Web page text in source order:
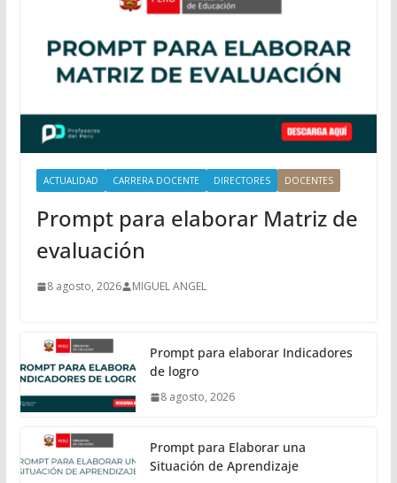
a
ACTUALIDAD CARRERA DOCENTE DIRECTORES DOCENTES
Prompt para elaborar Matriz de
evaluación
8 agosto, 2026 MIGUEL ANGEL
Prompt para elaborar Indicadores
de logro
8 agosto, 2026
Prompt para Elaborar una
Situación de Aprendizaje